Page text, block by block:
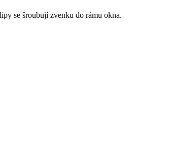
se šroubují zvenku do rámu okna.